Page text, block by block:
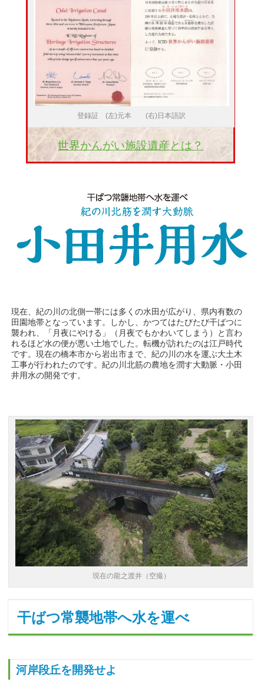
登録証 (左)元本 (右)日本語訳
世界かんがい施設遺産とは？
現在、紀の川の北側一帯には多くの水田が広がり、県内有数の
田園地帯となっています。しかし、かつてはたびたび干ばつに
襲われ、「月夜にやける」（月夜でもかわいてしまう）と言わ
れるほど水の便が悪い土地でした。転機が訪れたのは江戸時代
です。現在の橋本市から岩出市まで、紀の川の水を運ぶ大土木
工事が行われたのです。紀の川北筋の農地を潤す大動脈・小田
井用水の開発です。
現在の龍之渡井（空撮）
干ばつ常襲地帯へ水を運べ
河岸段丘を開発せよ